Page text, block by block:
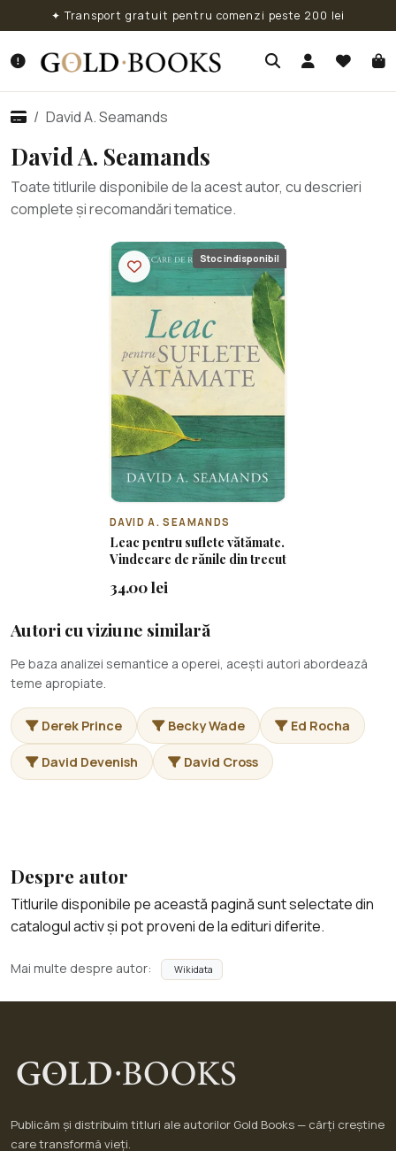
✦ Transport gratuit pentru comenzi peste 200 lei
David A. Seamands
David A. Seamands
Toate titlurile disponibile de la acest autor, cu descrieri
complete și recomandări tematice.
Stoc indisponibil
DAVID A. SEAMANDS
Leac pentru suflete vătămate.
Vindecare de rănile din trecut
34.00 lei
Autori cu viziune similară
Pe baza analizei semantice a operei, acești autori abordează
teme apropiate.
Derek Prince Becky Wade Ed Rocha
David Devenish David Cross
Despre autor
Titlurile disponibile pe această pagină sunt selectate din
catalogul activ și pot proveni de la edituri diferite.
Mai multe despre autor: Wikidata
Publicăm și distribuim titluri ale autorilor Gold Books — cărți creștine
care transformă vieți.